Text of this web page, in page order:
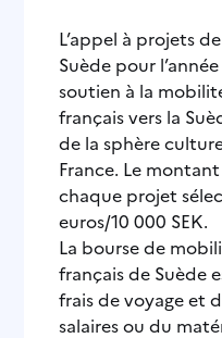
L’appel à projets
Suède pour
soutien à la
français vers la
de la sphère
France. Le
chaque projet
euros/10 000 SEK.
La bourse de
français de Suède
frais de voyage et
salaires ou du